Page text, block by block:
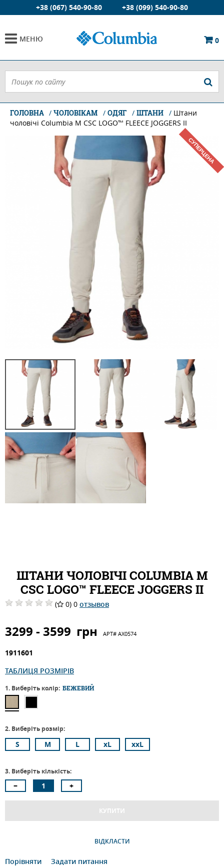
+38 (067) 540-90-80 +38 (099) 540-90-80
МЕНЮ 0
ГОЛОВНА ЧОЛОВІКАМ ОДЯГ ШТАНИ
Штани
чоловічі Columbia M CSC LOGO™ FLEECE JOGGERS II
СУПЕРЦЕНА
ШТАНИ ЧОЛОВІЧІ COLUMBIA M
CSC LOGO™ FLEECE JOGGERS II
( 0) 0 отзывов
3299 - 3599 грн АРТ# AX0574
1911601
ТАБЛИЦЯ РОЗМІРІВ
1. Виберіть колір: БЕЖЕВИЙ
2. Виберіть розмір:
S M L xL xxL
3. Виберіть кількість:
КУПИТИ
ВІДКЛАСТИ
Порівняти Задати питання